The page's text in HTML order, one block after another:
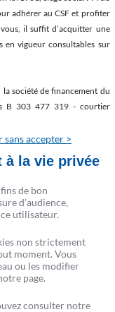
adhérer au CSF et profiter
il suffit d’acquitter une
en vigueur consultables sur
la société de financement du
B 303 477 319 - courtier
prêteurs.
réalisation d’opérations de
plusieurs prêts d’argent.
de réflexion de 10 jours. La
pas obtenu, le vendeur doit
accepter >
à la vie privée
de bon
d’audience,
utilisateur.
non strictement
moment. Vous
ou les modifier
page.
consulter notre